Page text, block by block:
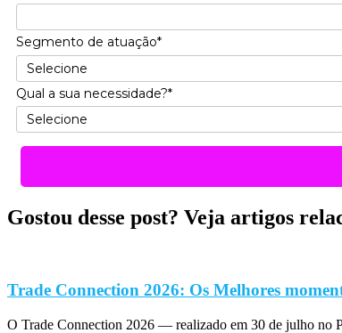
Segmento de atuação*
Qual a sua necessidade?*
Gostou desse post? Veja artigos
Trade Connection 2026: Os Melhores
O Trade Connection 2026 — realizado em 30 de julho